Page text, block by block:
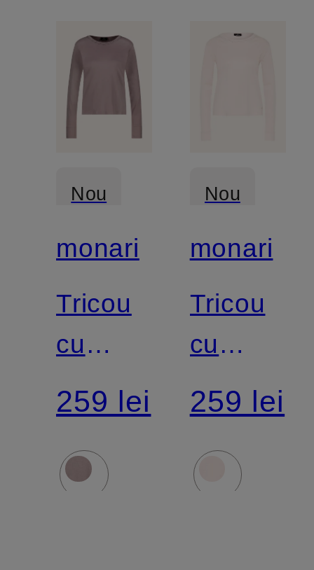
Nou
monari
Tricou
cu
mâneci
lungi și
pietre
259 lei
Nou
monari
Tricou
cu
mâneci
lungi și
pietre
259 lei